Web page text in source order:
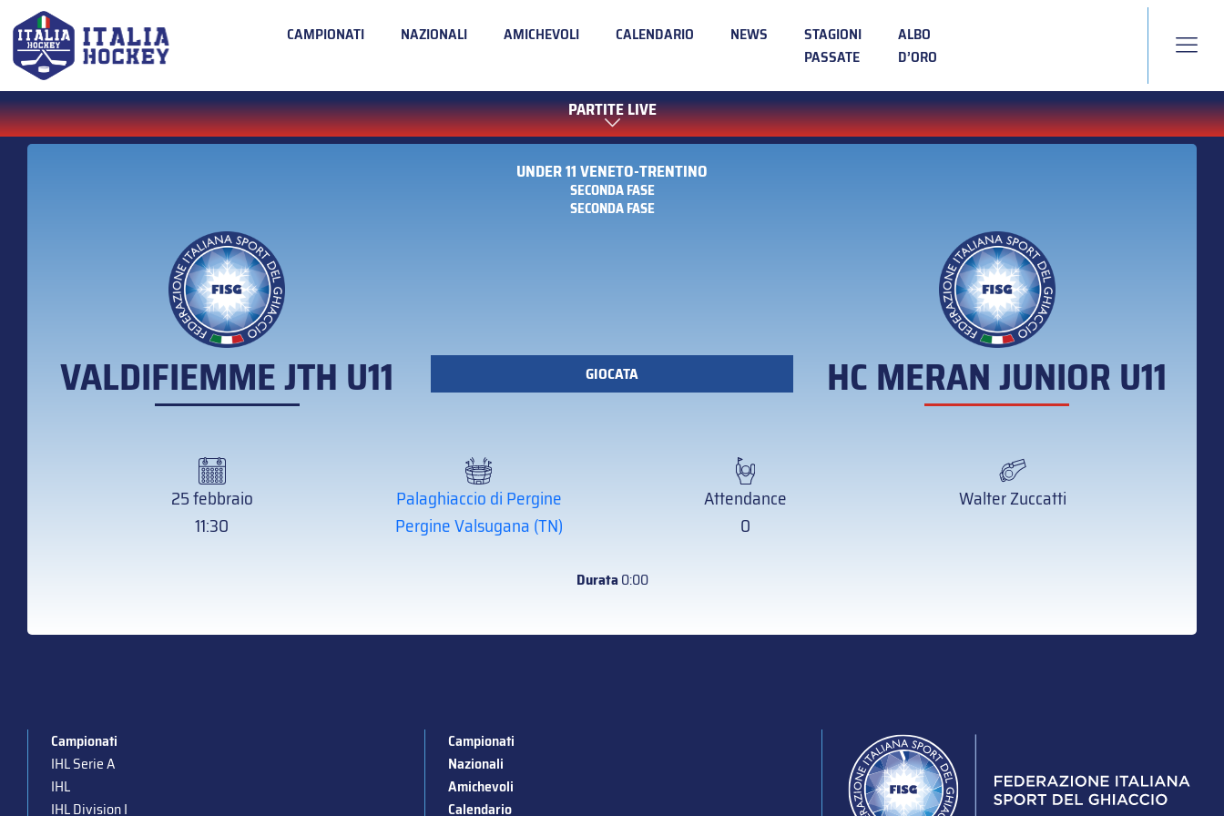
CAMPIONATI NAZIONALI AMICHEVOLI CALENDARIO NEWS
STAGIONI
PASSATE
ALBO
D’ORO
PARTITE LIVE
UNDER 11 VENETO-TRENTINO
SECONDA FASE
SECONDA FASE
VALDIFIEMME JTH U11 GIOCATA HC MERAN JUNIOR U11
25 febbraio
11:30
Palaghiaccio di Pergine
Pergine Valsugana (TN)
Attendance
0
Walter Zuccatti
Durata0:00
Campionati
IHL Serie A
IHL
IHL Division I
Campionati
Nazionali
Amichevoli
Calendario